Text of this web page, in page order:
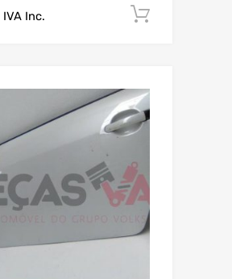
IVA Inc.